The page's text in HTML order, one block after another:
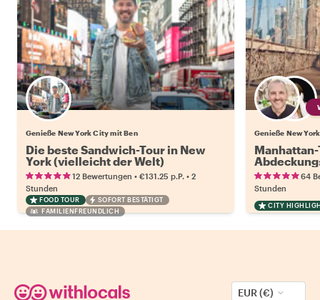
Genieße New York City mit Ben
Die beste Sandwich-Tour in New
York (vielleicht der Welt)
12 Bewertungen • €131.25 p.P. • 2
Stunden
FOOD TOUR
SOFORT BESTÄTIGT
FAMILIENFREUNDLICH
Erlebnis64
Stunden
CITY
EUR (€)